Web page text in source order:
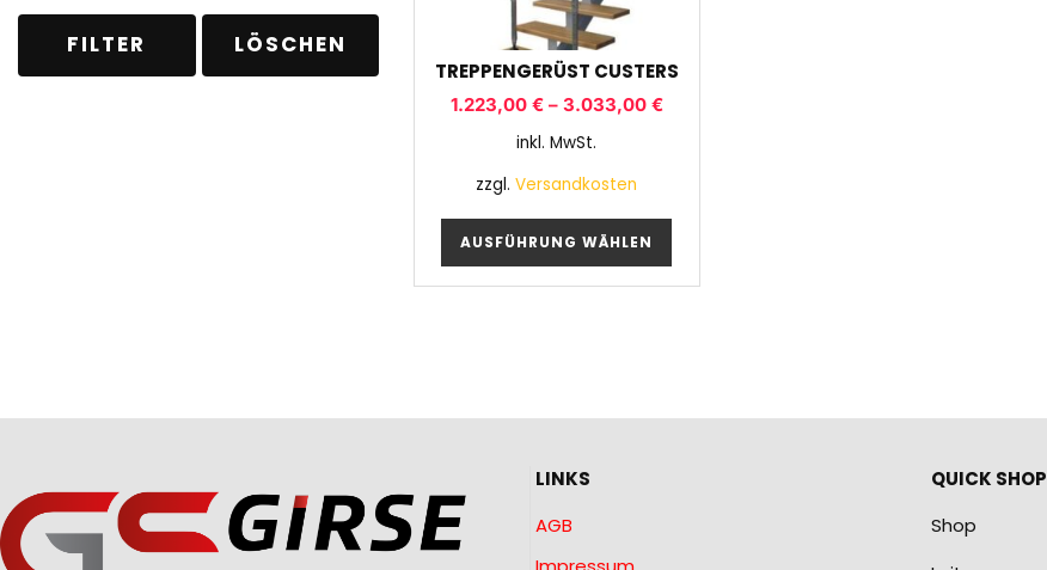
FILTER LÖSCHEN
TREPPENGERÜST CUSTERS
1.223,00 €– 3.033,00 €
inkl. MwSt.
zzgl.Versandkosten
AUSFÜHRUNG WÄHLEN
LINKS
AGB
QUICK SHOP
Shop